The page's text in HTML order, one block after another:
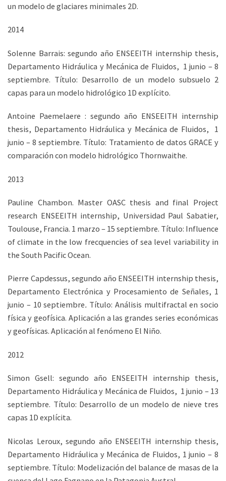
un modelo de glaciares minimales 2D.
2014
Solenne Barrais: segundo año ENSEEITH internship thesis,
Departamento Hidráulica y Mecánica de Fluidos, 1 junio – 8
septiembre. Título: Desarrollo de un modelo subsuelo 2
capas para un modelo hidrológico 1D explícito.
Antoine Paemelaere : segundo año ENSEEITH internship
thesis, Departamento Hidráulica y Mecánica de Fluidos, 1
junio – 8 septiembre. Título: Tratamiento de datos GRACE y
comparación con modelo hidrológico Thornwaithe.
2013
Pauline Chambon. Master OASC thesis and final Project
research ENSEEITH internship, Universidad Paul Sabatier,
Toulouse, Francia. 1 marzo – 15 septiembre. Título: Influence
of climate in the low frecquencies of sea level variability in
the South Pacific Ocean.
Pierre Capdessus, segundo año ENSEEITH internship thesis,
Departamento Electrónica y Procesamiento de Señales, 1
junio – 10 septiembre. Título: Análisis multifractal en socio
física y geofísica. Aplicación a las grandes series económicas
y geofísicas. Aplicación al fenómeno El Niño.
2012
Simon Gsell: segundo año ENSEEITH internship thesis,
Departamento Hidráulica y Mecánica de Fluidos, 1 junio – 13
septiembre. Título: Desarrollo de un modelo de nieve tres
capas 1D explícita.
Nicolas Leroux, segundo año ENSEEITH internship thesis,
Departamento Hidráulica y Mecánica de Fluidos, 1 junio – 8
septiembre. Título: Modelización del balance de masas de la